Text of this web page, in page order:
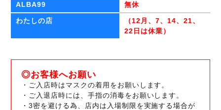
ALBA99 無休
わたしの店 （12月、7、14、21、
22日は休業）
◎お客様へお願い
・ご入店時はマスクの着用をお願いします。
・ご入退店時には、手指の消毒をお願いします。
・3密を避ける為、店内は入場制限を実施する場合が